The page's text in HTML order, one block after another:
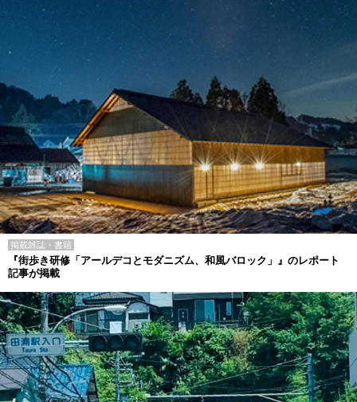
掲載雑誌・書籍
『街歩き研修「アールデコとモダニズム、和風バロック」』のレポート
記事が掲載